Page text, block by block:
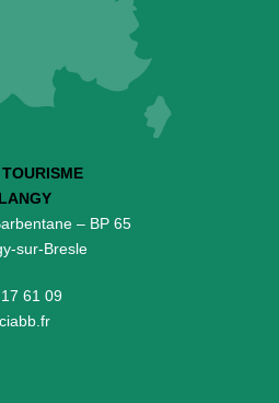
– BP 65
sur-Bresle
61 09